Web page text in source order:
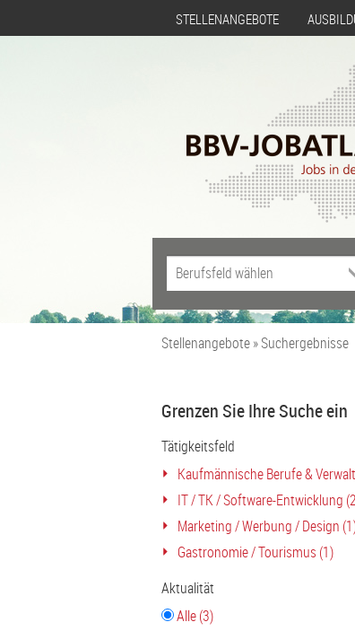
STELLENANGEBOTE
Stellenangebote Suchergebnisse
Grenzen Sie Ihre Suche ein
Tätigkeitsfeld
Kaufmännische Berufe &
IT / TK / Software-Entwicklung
Marketing / Werbung / Design
Gastronomie / Tourismus (1)
Aktualität
Alle (3)